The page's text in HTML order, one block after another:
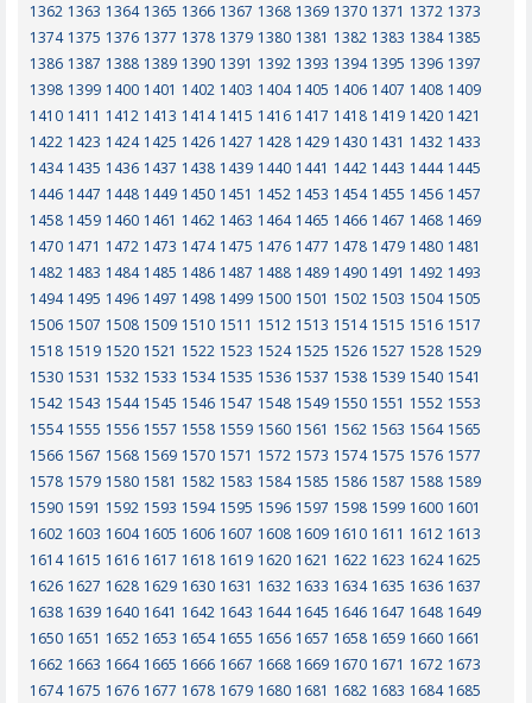
1362 1363 1364 1365 1366 1367 1368 1369 1370 1371 1372 1373
1374 1375 1376 1377 1378 1379 1380 1381 1382 1383 1384 1385
1386 1387 1388 1389 1390 1391 1392 1393 1394 1395 1396 1397
1398 1399 1400 1401 1402 1403 1404 1405 1406 1407 1408 1409
1410 1411 1412 1413 1414 1415 1416 1417 1418 1419 1420 1421
1422 1423 1424 1425 1426 1427 1428 1429 1430 1431 1432 1433
1434 1435 1436 1437 1438 1439 1440 1441 1442 1443 1444 1445
1446 1447 1448 1449 1450 1451 1452 1453 1454 1455 1456 1457
1458 1459 1460 1461 1462 1463 1464 1465 1466 1467 1468 1469
1470 1471 1472 1473 1474 1475 1476 1477 1478 1479 1480 1481
1482 1483 1484 1485 1486 1487 1488 1489 1490 1491 1492 1493
1494 1495 1496 1497 1498 1499 1500 1501 1502 1503 1504 1505
1506 1507 1508 1509 1510 1511 1512 1513 1514 1515 1516 1517
1518 1519 1520 1521 1522 1523 1524 1525 1526 1527 1528 1529
1530 1531 1532 1533 1534 1535 1536 1537 1538 1539 1540 1541
1542 1543 1544 1545 1546 1547 1548 1549 1550 1551 1552 1553
1554 1555 1556 1557 1558 1559 1560 1561 1562 1563 1564 1565
1566 1567 1568 1569 1570 1571 1572 1573 1574 1575 1576 1577
1578 1579 1580 1581 1582 1583 1584 1585 1586 1587 1588 1589
1590 1591 1592 1593 1594 1595 1596 1597 1598 1599 1600 1601
1602 1603 1604 1605 1606 1607 1608 1609 1610 1611 1612 1613
1614 1615 1616 1617 1618 1619 1620 1621 1622 1623 1624 1625
1626 1627 1628 1629 1630 1631 1632 1633 1634 1635 1636 1637
1638 1639 1640 1641 1642 1643 1644 1645 1646 1647 1648 1649
1650 1651 1652 1653 1654 1655 1656 1657 1658 1659 1660 1661
1662 1663 1664 1665 1666 1667 1668 1669 1670 1671 1672 1673
1674 1675 1676 1677 1678 1679 1680 1681 1682 1683 1684 1685